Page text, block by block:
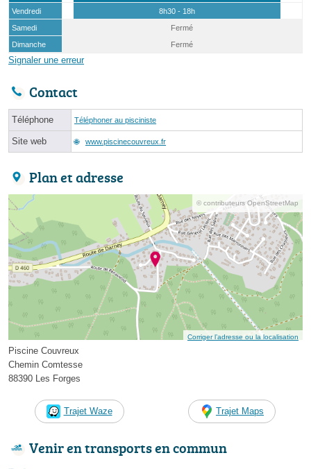
Vendredi
8h30 - 18h
Samedi
Fermé
Dimanche
Fermé
Signaler une erreur
Contact
Téléphone Téléphoner au pisciniste
Site web www.piscinecouvreux.fr
Plan et adresse
© contributeurs OpenStreetMap
Corriger l’adresse ou la localisation
Piscine Couvreux
Chemin Comtesse
88390 Les Forges
Trajet Waze Trajet Maps
Venir en transports en commun